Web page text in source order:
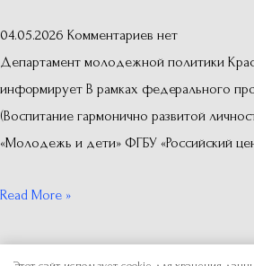
04.05.2026 Комментариев нет
Департамент молодежной политики
информирует В рамках федерального
(Воспитание гармонично развитой
«Молодежь и дети» ФГБУ «Российский
Read More »